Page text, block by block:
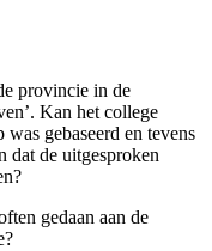
provincie in de
Kan het college
gebaseerd en tevens
dat de uitgesproken
gedaan aan de